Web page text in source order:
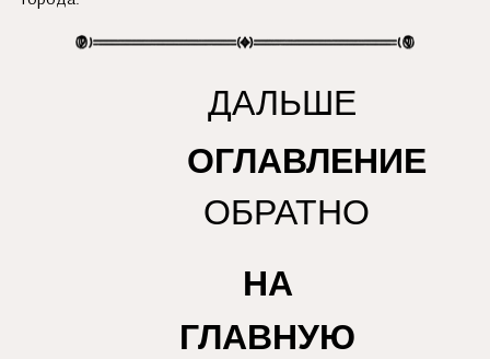
ДАЛЬШЕ
НА
ГЛАВНУЮ
ОБРАТНО
ОГЛАВЛЕНИЕ